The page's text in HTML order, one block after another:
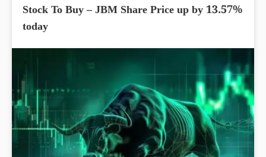
Stock To Buy – JBM Share Price up by 13.57%
today